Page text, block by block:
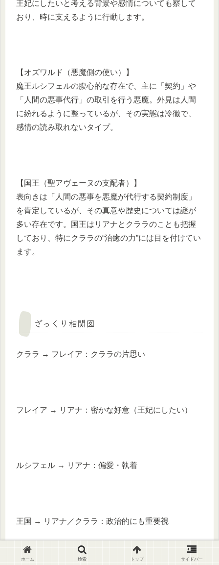
王妃にしたいと考える背景や感情についても察して
おり、時に支えるように行動します。
【オズワルド（悪魔側の使い）】
魔王ルシフェルの腹心的な存在で、主に「契約」や
「人間の悪事代行」の取引を行う悪魔。外見は人間
に紛れるように整っているが、その実態は冷徹で、
感情の読み取れないタイプ。
【国王（聖アヴェーヌの支配者）】
表向きは「人間の悪事を悪魔が代行する契約制度」
を肯定しているが、その真意や歴史については謎が
多い存在です。国王はリアナとクララのことも把握
しており、特にクララの“治癒の力”には目を付けてい
ます。
ざっくり相関図
クララ → フレイア：クララの片思い
フレイア → リアナ：密かな好意（王妃にしたい）
ルシフェル → リアナ：偏愛・執着
王国 → リアナ／クララ：政治的にも重要視
ホーム 検索 トップ サイドバー